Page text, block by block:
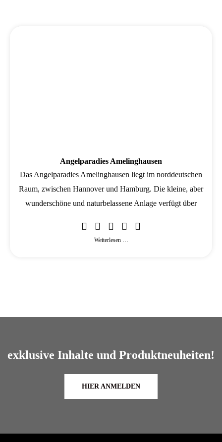
Angelparadies Amelinghausen
Das Angelparadies Amelinghausen liegt im norddeutschen
Raum, zwischen Hannover und Hamburg. Die kleine, aber
wunderschöne und naturbelassene Anlage verfügt über
Weiterlesen …
exklusive Inhalte und Produktneuheiten!
HIER ANMELDEN